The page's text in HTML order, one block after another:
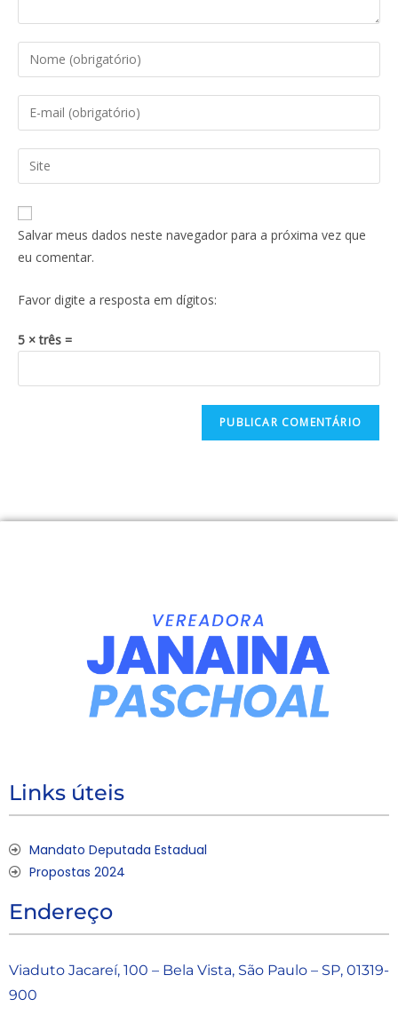
Salvar meus dados neste navegador para a próxima vez que
eu comentar.
Favor digite a resposta em dígitos:
5 × três =
Links úteis
Mandato Deputada Estadual
Propostas 2024
Endereço
Viaduto Jacareí, 100 – Bela Vista, São Paulo – SP, 01319-
900